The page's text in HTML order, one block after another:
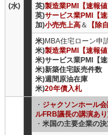
(水)
英)製造業PMI【速報値
英)サービス業PMI【速
加)小売売上高＆
【除
米)MBA住宅ローン申
米)製造業PMI【速報値
米)サービス業PMI【速
米)新築住宅販売件数
米)週間原油在庫
米)20年債入札
・ ジャクソンホール
ルFRB議長の講演あ
・ 米国の主要企業の